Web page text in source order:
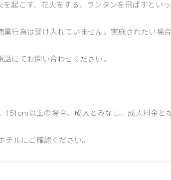
起こす、花火をする、ランタンを飛ばすとい
行為は受け入れていません。実施されたい場
にてお問い合わせください。
以上の場合、成人とみなし、成人料金とな
ルにご確認ください。